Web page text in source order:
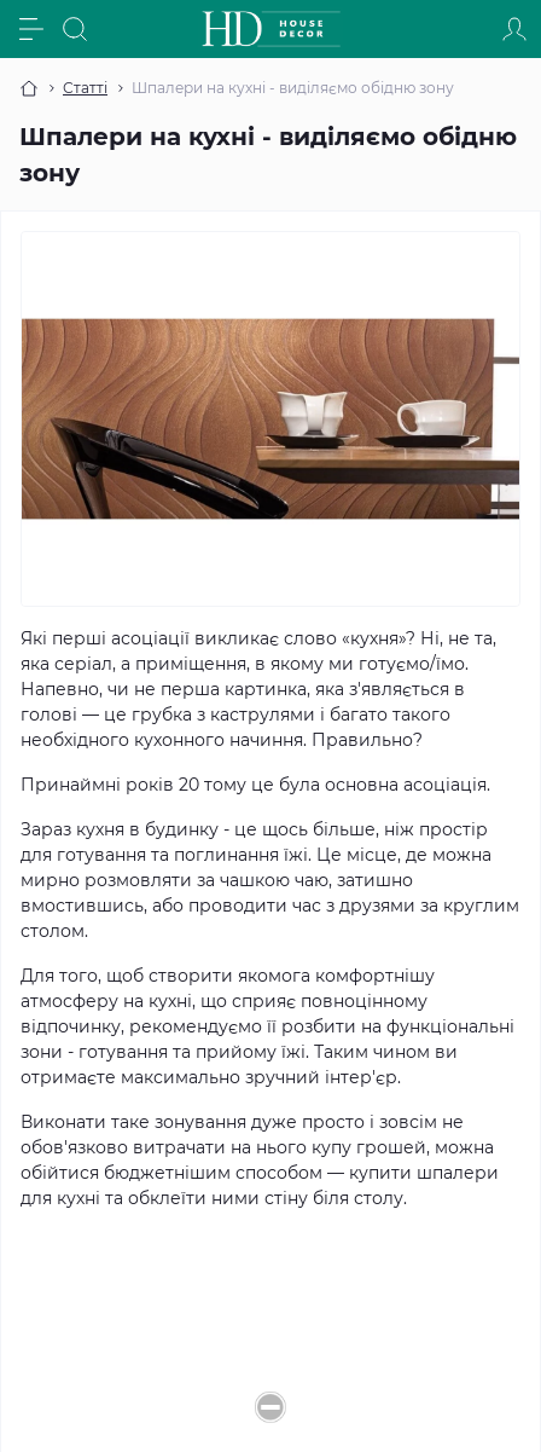
Статті Шпалери на кухні - виділяємо обідню зону
Шпалери на кухні - виділяємо обідню
зону
Які перші асоціації викликає слово «кухня»? Ні, не та,
яка серіал, а приміщення, в якому ми готуємо/їмо.
Напевно, чи не перша картинка, яка з'являється в
голові — це грубка з каструлями і багато такого
необхідного кухонного начиння. Правильно?
Принаймні років 20 тому це була основна асоціація.
Зараз кухня в будинку - це щось більше, ніж простір
для готування та поглинання їжі. Це місце, де можна
мирно розмовляти за чашкою чаю, затишно
вмостившись, або проводити час з друзями за круглим
столом.
Для того, щоб створити якомога комфортнішу
атмосферу на кухні, що сприяє повноцінному
відпочинку, рекомендуємо її розбити на функціональні
зони - готування та прийому їжі. Таким чином ви
отримаєте максимально зручний інтер'єр.
Виконати таке зонування дуже просто і зовсім не
обов'язково витрачати на нього купу грошей, можна
обійтися бюджетнішим способом — купити шпалери
для кухні та обклеїти ними стіну біля столу.